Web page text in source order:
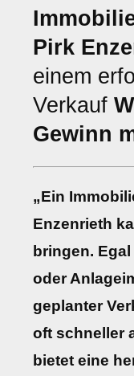
Pirk
einem
Verkauf
Gewinn
„Ein
Enzenrieth
bringen.
oder
geplanter
oft schneller
bietet eine